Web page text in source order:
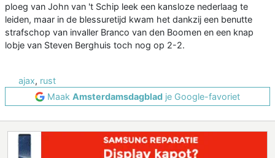
ploeg van John van 't Schip leek een kansloze nederlaag te
leiden, maar in de blessuretijd kwam het dankzij een benutte
strafschop van invaller Branco van den Boomen en een knap
lobje van Steven Berghuis toch nog op 2-2.
ajax, rust
Maak Amsterdamsdagblad je Google-favoriet